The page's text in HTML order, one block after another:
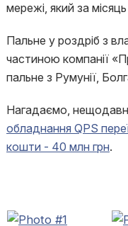
мережі, який за
Пальне у роздріб з
частиною компанії
пальне з Румунії,
Нагадаємо,
обладнання QPS
кошти - 40 млн грн.